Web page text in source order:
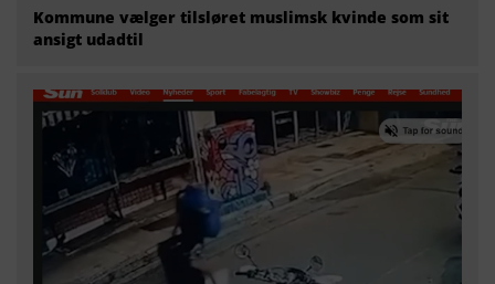
Kommune vælger tilsløret muslimsk kvinde som sit
ansigt udadtil